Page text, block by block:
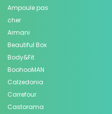
Ampoule pas
cher
Armani
Beautiful Box
Body&Fit
BoohooMAN
Calzedonia
Carrefour
Castorama